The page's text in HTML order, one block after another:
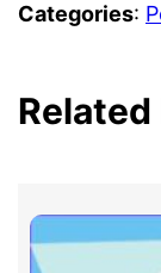
Categories: